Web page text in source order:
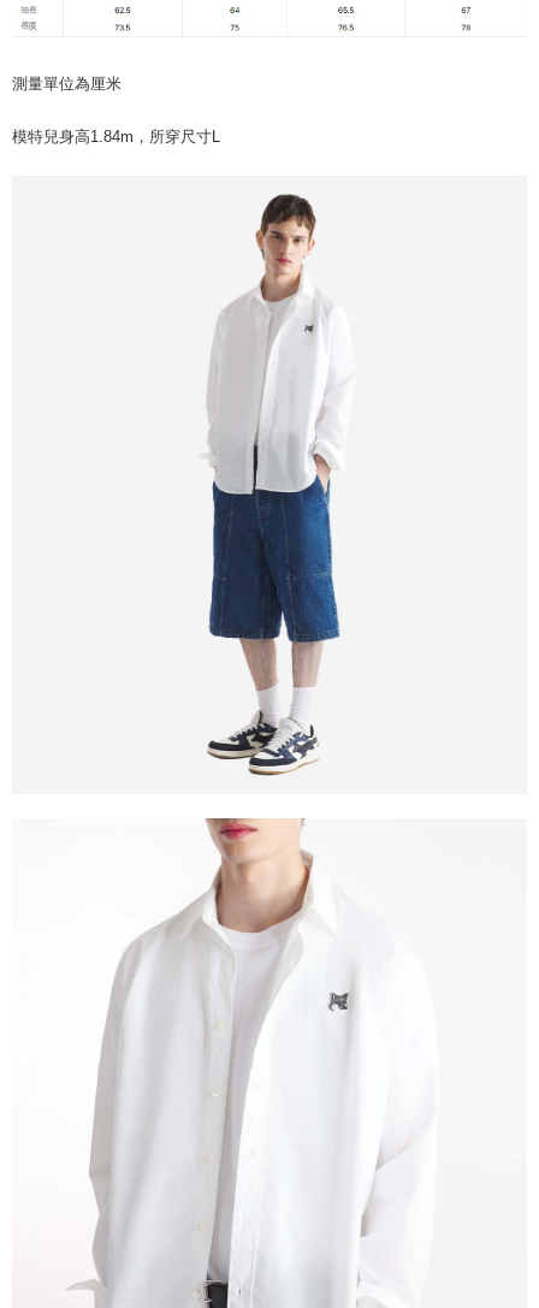
測量單位為厘米
模特兒身高1.84m，所穿尺寸L